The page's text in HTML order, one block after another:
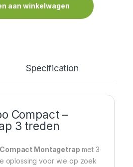
aan winkelwagen
Specification
Compact –
3 treden
Montagetrap met 3
oplossing voor wie op zoek